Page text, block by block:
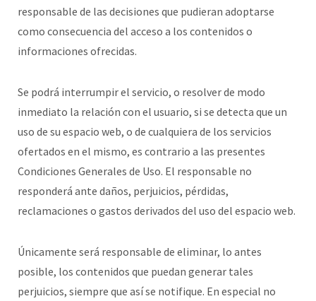
responsable de las decisiones que pudieran adoptarse
como consecuencia del acceso a los contenidos o
informaciones ofrecidas.
Se podrá interrumpir el servicio, o resolver de modo
inmediato la relación con el usuario, si se detecta que un
uso de su espacio web, o de cualquiera de los servicios
ofertados en el mismo, es contrario a las presentes
Condiciones Generales de Uso. El responsable no
responderá ante daños, perjuicios, pérdidas,
reclamaciones o gastos derivados del uso del espacio web.
Únicamente será responsable de eliminar, lo antes
posible, los contenidos que puedan generar tales
perjuicios, siempre que así se notifique. En especial no